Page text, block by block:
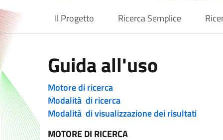
Normattiva
Il Progetto
current Ricerca Semplice
Guida all'uso
Motore di ricerca
Modalità di ricerca
Modalità di visualizzazione dei risultati
MOTORE DI RICERCA